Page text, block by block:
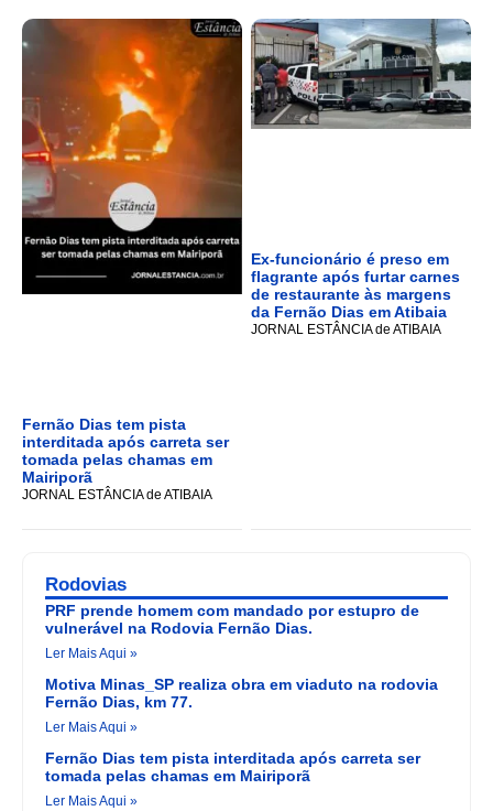
Fernão Dias tem pista
interditada após carreta ser
tomada pelas chamas em
Mairiporã
JORNAL ESTÂNCIA de ATIBAIA
Ex-funcionário é preso em
flagrante após furtar carnes
de restaurante às margens
da Fernão Dias em Atibaia
JORNAL ESTÂNCIA de ATIBAIA
Rodovias
PRF prende homem com mandado por estupro de
vulnerável na Rodovia Fernão Dias.
Ler Mais Aqui »
Motiva Minas_SP realiza obra em viaduto na rodovia
Fernão Dias, km 77.
Ler Mais Aqui »
Fernão Dias tem pista interditada após carreta ser
tomada pelas chamas em Mairiporã
Ler Mais Aqui »